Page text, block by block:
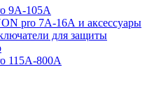
9А-105А
pro 7А-16А и аксессуары
для защиты
115А-800А